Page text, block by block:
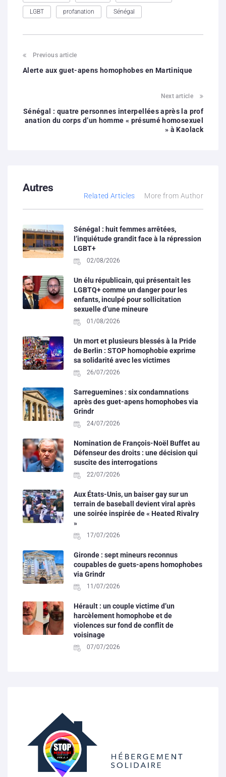
LGBT profanation Sénégal
Previous article
Alerte aux guet-apens homophobes en Martinique
Next article
Sénégal : quatre personnes interpellées après la prof
anation du corps d’un homme « présumé homosexuel
» à Kaolack
Autres
Related Articles More from Author
Sénégal : huit femmes arrêtées,
l’inquiétude grandit face à la répression
LGBT+
02/08/2026
Un élu républicain, qui présentait les
LGBTQ+ comme un danger pour les
enfants, inculpé pour sollicitation
sexuelle d’une mineure
01/08/2026
Un mort et plusieurs blessés à la Pride
de Berlin : STOP homophobie exprime
sa solidarité avec les victimes
26/07/2026
Sarreguemines : six condamnations
après des guet-apens homophobes via
Grindr
24/07/2026
Nomination de François-Noël Buffet au
Défenseur des droits : une décision qui
suscite des interrogations
22/07/2026
Aux États-Unis, un baiser gay sur un
terrain de baseball devient viral après
une soirée inspirée de « Heated Rivalry
»
17/07/2026
Gironde : sept mineurs reconnus
coupables de guets-apens homophobes
via Grindr
11/07/2026
Hérault : un couple victime d’un
harcèlement homophobe et de
violences sur fond de conflit de
voisinage
07/07/2026